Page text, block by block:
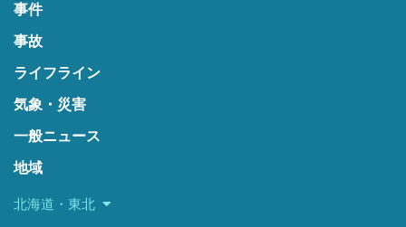
事件
事故
ライフライン
気象・災害
一般ニュース
地域
北海道・東北